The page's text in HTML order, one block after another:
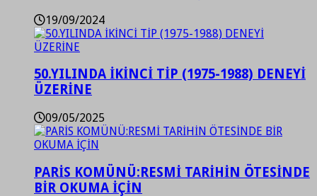
19/09/2024
50.YILINDA İKİNCİ TİP (1975-1988) DENEYİ
ÜZERİNE
09/05/2025
PARİS KOMÜNÜ:RESMİ TARİHİN ÖTESİNDE
BİR OKUMA İÇİN